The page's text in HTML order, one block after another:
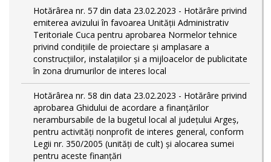
Hotărârea nr. 57 din data 23.02.2023 - Hotărâre privind
emiterea avizului în favoarea Unității Administrativ
Teritoriale Cuca pentru aprobarea Normelor tehnice
privind condiţiile de proiectare şi amplasare a
construcţiilor, instalaţiilor şi a mijloacelor de publicitate
în zona drumurilor de interes local
Hotărârea nr. 58 din data 23.02.2023 - Hotărâre privind
aprobarea Ghidului de acordare a finanţărilor
nerambursabile de la bugetul local al județului Argeș,
pentru activităţi nonprofit de interes general, conform
Legii nr. 350/2005 (unități de cult) și alocarea sumei
pentru aceste finanțări